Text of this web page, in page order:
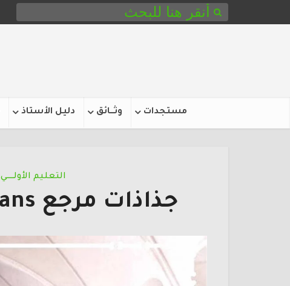
مستجدات وثـــائق دليل الأستاذ
التعليم الأولــــــي
جذاذات مرجع mon petit train 5-6 ans